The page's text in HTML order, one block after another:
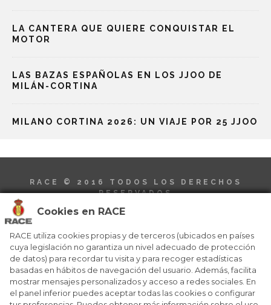
Cookies en RACE
RACE utiliza cookies propias y de terceros (ubicados en países
cuya legislación no garantiza un nivel adecuado de protección
de datos) para recordar tu visita y para recoger estadísticas
basadas en hábitos de navegación del usuario. Además, facilita
mostrar mensajes personalizados y acceso a redes sociales. En
el panel inferior puedes aceptar todas las cookies o configurar
LA CANTERA QUE QUIERE CONQUISTAR EL
MOTOR
LAS BAZAS ESPAÑOLAS EN LOS JJOO DE
MILÁN-CORTINA
MILANO CORTINA 2026: UN VIAJE POR 25 JJOO
RACE © 2016
TODOS LOS DERECHOS
RESERVADOS
QUIENES SOMOS
NÚMEROS ANTERIORES
CONTACTO
AVISO LEGAL
POLÍTICA DE COOKIES